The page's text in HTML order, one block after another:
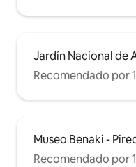
Jardín Nacional de
Recomendado por
Museo Benaki -
Recomendado por